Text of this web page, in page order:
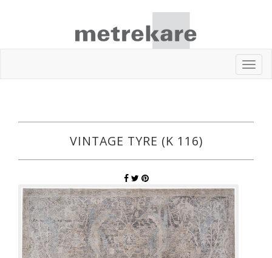
VINTAGE TYRE (K 116)